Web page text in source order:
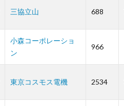
三協立山 688
小森コーポレーショ
ン
966
東京コスモス電機 2534